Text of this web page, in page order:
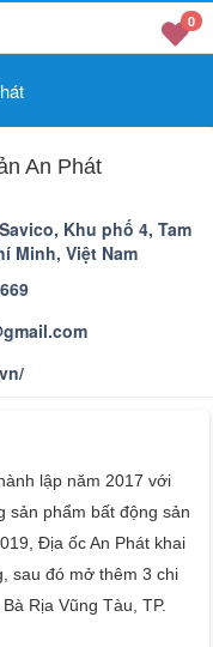
0
An Phát
Khu phố 4, Tam
Minh, Việt Nam
lập năm 2017 với
sản phẩm bất động sản
Địa ốc An Phát khai
sau đó mở thêm 3 chi
Rịa Vũng Tàu, TP.